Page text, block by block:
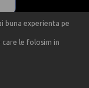
up.ro
buna experienta pe
care le folosim in